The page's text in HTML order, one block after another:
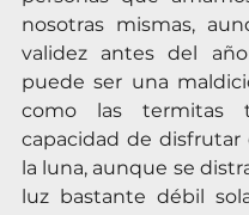
nosotras mismas,
validez antes del
puede ser una
como las termitas
capacidad de disfrutar
la luna, aunque se
luz bastante débil